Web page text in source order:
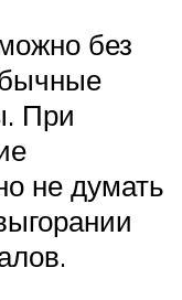
без
При
не думать